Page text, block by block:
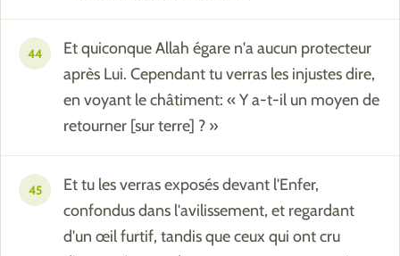
44
Et quiconque Allah égare n'a aucun protecteur
après Lui. Cependant tu verras les injustes dire,
en voyant le châtiment: « Y a-t-il un moyen de
retourner [sur terre] ? »
45
Et tu les verras exposés devant l'Enfer,
confondus dans l'avilissement, et regardant
d'un œil furtif, tandis que ceux qui ont cru